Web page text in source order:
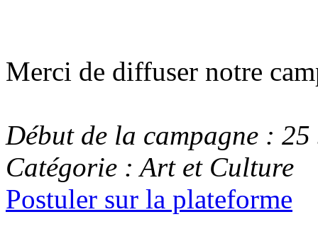
Merci de diffuser notre
Début de la campagne : 25
Catégorie : Art et Culture
Postuler sur la plateforme